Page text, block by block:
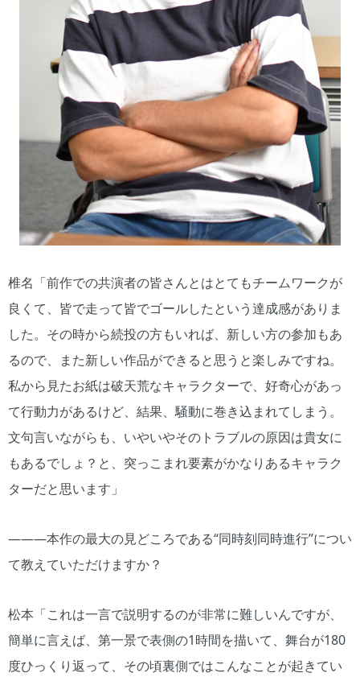
椎名「前作での共演者の皆さんとはとてもチームワークが
良くて、皆で走って皆でゴールしたという達成感がありま
した。その時から続投の方もいれば、新しい方の参加もあ
るので、また新しい作品ができると思うと楽しみですね。
私から見たお紙は破天荒なキャラクターで、好奇心があっ
て行動力があるけど、結果、騒動に巻き込まれてしまう。
文句言いながらも、いやいやそのトラブルの原因は貴女に
もあるでしょ？と、突っこまれ要素がかなりあるキャラク
ターだと思います」
―――本作の最大の見どころである“同時刻同時進行”につい
て教えていただけますか？
松本「これは一言で説明するのが非常に難しいんですが、
簡単に言えば、第一景で表側の1時間を描いて、舞台が180
度ひっくり返って、その頃裏側ではこんなことが起きてい